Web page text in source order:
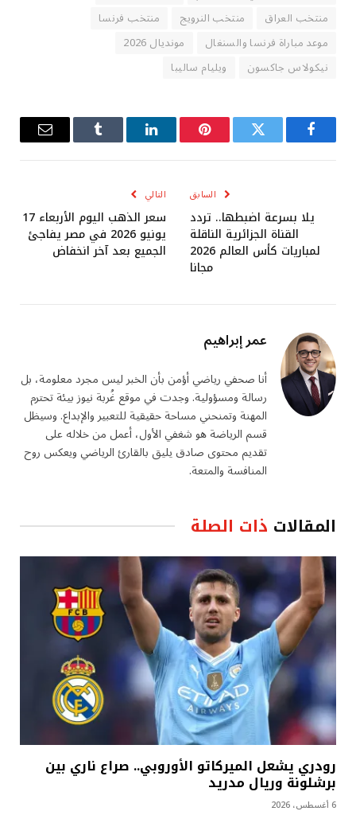
منتخب العراق
منتخب النرويج
منتخب فرنسا
موعد مباراة فرنسا والسنغال
مونديال 2026
نيكولاس جاكسون
ويليام ساليبا
فيسبوك تويتر بينتيريستلينكدإن Tumblr
البريد
السابق
يلا بسرعة اضبطها.. تردد
القناة الجزائرية الناقلة
لمباريات كأس العالم 2026
مجانا
التالي
سعر الذهب اليوم الأربعاء 17
يونيو 2026 في مصر يفاجئ
الجميع بعد آخر انخفاض
عمر إبراهيم
أنا صحفي رياضي أؤمن بأن الخبر ليس مجرد معلومة، بل
رسالة ومسؤولية. وجدت في موقع غُربة نيوز بيئة تحترم
المهنة وتمنحني مساحة حقيقية للتعبير والإبداع. وسيظل
قسم الرياضة هو شغفي الأول، أعمل من خلاله على
تقديم محتوى صادق يليق بالقارئ الرياضي ويعكس روح
المنافسة والمتعة.
المقالات ذات الصلة
رودري يشعل الميركاتو الأوروبي.. صراع ناري بين
برشلونة وريال مدريد
6 أغسطس، 2026